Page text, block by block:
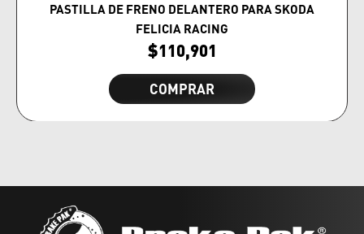
PASTILLA DE FRENO DELANTERO PARA SKODA
FELICIA RACING
$110,901
COMPRAR